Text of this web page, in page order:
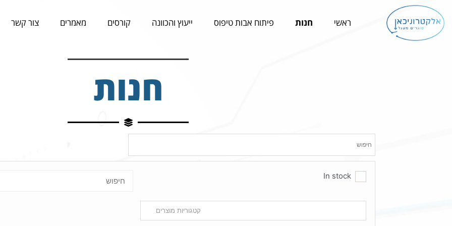
לתוכן
ראשי חנות פיתוח אבות טיפוס ייעוץ והכוונה קורסים מאמרים צור קשר
חנות
In stock